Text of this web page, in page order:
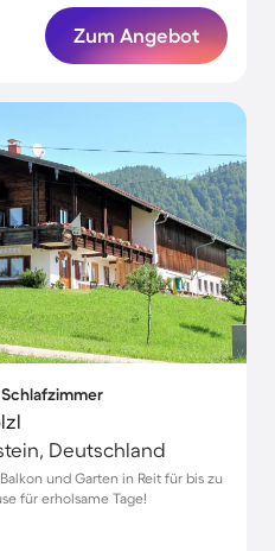
Zum Angebot
Schlafzimmer
Deutschland
und Garten in Reit für bis zu
für erholsame Tage!